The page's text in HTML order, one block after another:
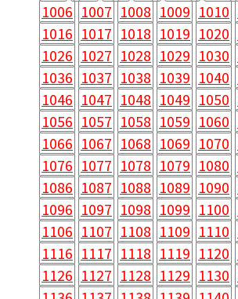
1006 1007 1008 1009 1010
1016 1017 1018 1019 1020
1026 1027 1028 1029 1030
1036 1037 1038 1039 1040
1046 1047 1048 1049 1050
1056 1057 1058 1059 1060
1066 1067 1068 1069 1070
1076 1077 1078 1079 1080
1086 1087 1088 1089 1090
1096 1097 1098 1099 1100
1106 1107 1108 1109 1110
1116 1117 1118 1119 1120
1126 1127 1128 1129 1130